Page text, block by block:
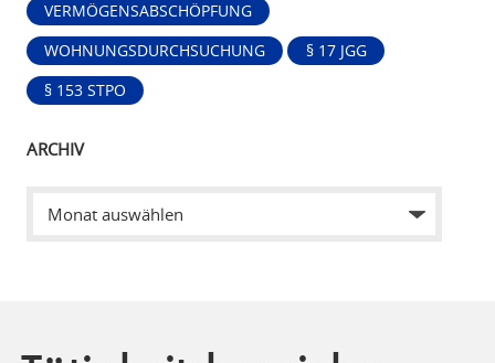
VERMÖGENSABSCHÖPFUNG
WOHNUNGSDURCHSUCHUNG § 17 JGG
§ 153 STPO
ARCHIV